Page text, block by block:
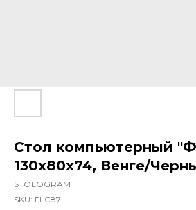
Стол компьютерный
130х80х74, Венге/
STOLOGRAM
SKU: FLC87